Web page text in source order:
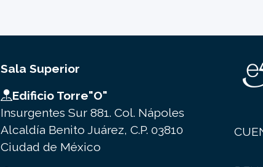
Sala Superior
Edificio Torre"O"
Insurgentes Sur 881. Col. Nápoles
Alcaldía Benito Juárez, C.P. 03810
Ciudad de México